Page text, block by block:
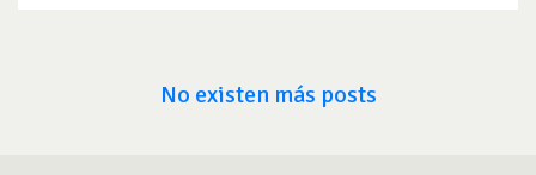
No existen más posts